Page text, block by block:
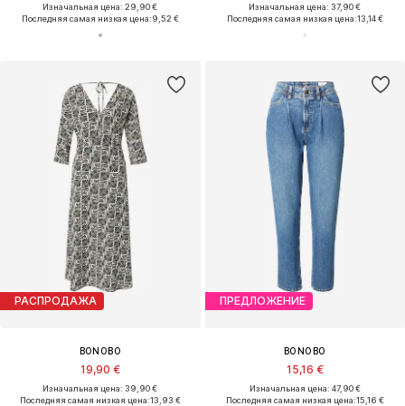
Изначальная цена: 29,90 €
Последняя самая низкая цена:9,52 €
Изначальная цена: 37,90 €
Последняя самая низкая цена:13,14 €
РАСПРОДАЖА
BONOBO
19,90 €
Изначальная цена: 39,90 €
Последняя самая низкая цена:13,93 €
ПРЕДЛОЖЕНИЕ
BONOBO
15,16 €
Изначальная цена: 47,90 €
Последняя самая низкая цена:15,16 €